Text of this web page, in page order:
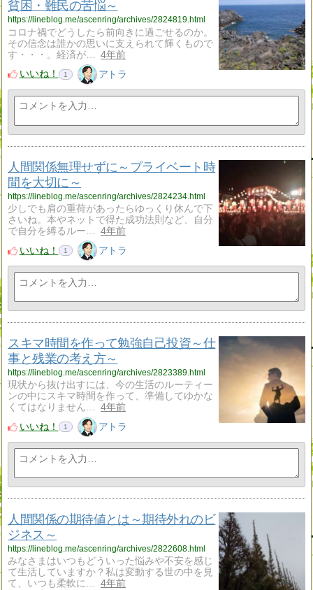
貧困・難民の苦悩～
https://lineblog.me/ascenring/archives/2824819.html
コロナ禍でどうしたら前向きに過ごせるのか。
その信念は誰かの思いに支えられて輝くもので
す・・・。経済が…
4年前
いいね！
1 アトラ
人間関係無理せずに～プライベート時
間を大切に～
https://lineblog.me/ascenring/archives/2824234.html
少しでも肩の重荷があったらゆっくり休んで下
さいね。本やネットで得た成功法則など、自分
で自分を縛るルー…
4年前
いいね！
1 アトラ
スキマ時間を作って勉強自己投資～仕
事と残業の考え方～
https://lineblog.me/ascenring/archives/2823389.html
現状から抜け出すには、今の生活のルーティー
ンの中にスキマ時間を作って、準備してゆかな
くてはなりません…
4年前
いいね！
1 アトラ
人間関係の期待値とは～期待外れのビ
ジネス～
https://lineblog.me/ascenring/archives/2822608.html
みなさまはいつもどういった悩みや不安を感じ
て生活していますか？私は変動する世の中を見
て、いつも柔軟に…
4年前